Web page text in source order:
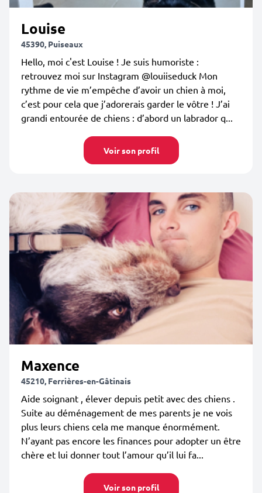
Louise
45390, Puiseaux
Hello, moi c'est Louise ! Je suis humoriste :
retrouvez moi sur Instagram @louiiseduck Mon
rythme de vie m’empêche d’avoir un chien à moi,
c’est pour cela que j’adorerais garder le vôtre ! J’ai
grandi entourée de chiens : d’abord un labrador q...
Voir son profil
Maxence
45210, Ferrières-en-Gâtinais
Aide soignant , élever depuis petit avec des chiens .
Suite au déménagement de mes parents je ne vois
plus leurs chiens cela me manque énormément.
N’ayant pas encore les finances pour adopter un être
chère et lui donner tout l’amour qu’il lui fa...
Voir son profil